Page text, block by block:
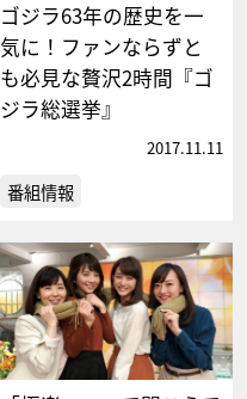
ゴジラ63年の歴史を一
気に！ファンならずと
も必見な贅沢2時間『ゴ
ジラ総選挙』
2017.11.11
番組情報